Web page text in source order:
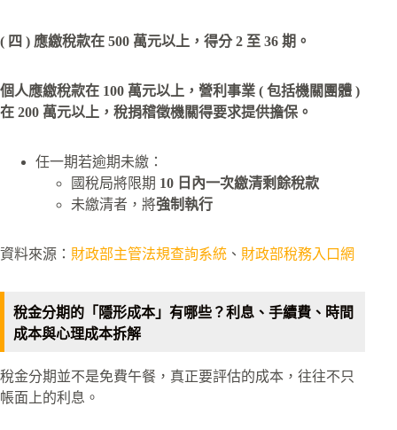
( 四 ) 應繳稅款在 500 萬元以上，得分 2 至 36 期。
個人應繳稅款在 100 萬元以上，營利事業 ( 包括機關團體 )
在 200 萬元以上，稅捐稽徵機關得要求提供擔保。
任一期若逾期未繳：
國稅局將限期 10 日內一次繳清剩餘稅款
未繳清者，將強制執行
資料來源： 財政部主管法規查詢系統 、 財政部稅務入口網
稅金分期的「隱形成本」有哪些？利息、手續費、時間
成本與心理成本拆解
​​稅金分期並不是免費午餐，真正要評估的成本，往往不只
帳面上的利息。